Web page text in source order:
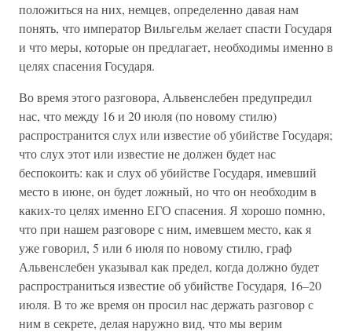
положиться на них, немцев, определенно давая нам
понять, что император Вильгельм желает спасти Государя
и что меры, которые он предлагает, необходимы именно в
целях спасения Государя.
Во время этого разговора, Альвенслебен предупредил
нас, что между 16 и 20 июля (по новому стилю)
распространится слух или известие об убийстве Государя;
что слух этот или известие не должен будет нас
беспокоить: как и слух об убийстве Государя, имевший
место в июне, он будет ложный, но что он необходим в
каких-то целях именно ЕГО спасения. Я хорошо помню,
что при нашем разговоре с ним, имевшем место, как я
уже говорил, 5 или 6 июля по новому стилю, граф
Альвенслебен указывал как предел, когда должно будет
распространиться известие об убийстве Государя, 16–20
июля. В то же время он просил нас держать разговор с
ним в секрете, делая наружно вид, что мы верим